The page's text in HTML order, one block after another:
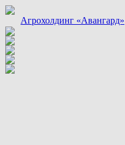
Агрохолдинг «Авангард»